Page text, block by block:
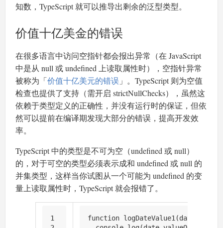
知数，TypeScript 就可以推导出剩余的泛型类型。
价值十亿美金的错误
在很多语言中访问空指针都会报出异常（在 JavaScript
中是从 null 或 undefined 上读取属性时），空指针异常
被称为「价值十亿美元的错误 」。TypeScript 则为空值
检查也提供了支持（需开启 strictNullChecks），虽然这
依赖于类型定义的正确性，并没有运行时的保证，但依
然可以提前在编译期发现大部分的错误，提高开发效
率。
TypeScript 中的类型是不可为空（undefined 或 null）
的，对于可空的类型必须表示成和 undefined 或 null 的
并集类型，这样当你试图从一个可能为 undefined 的变
量上读取属性时，TypeScript 就会报错了。
1
function logDateValue1 (date: